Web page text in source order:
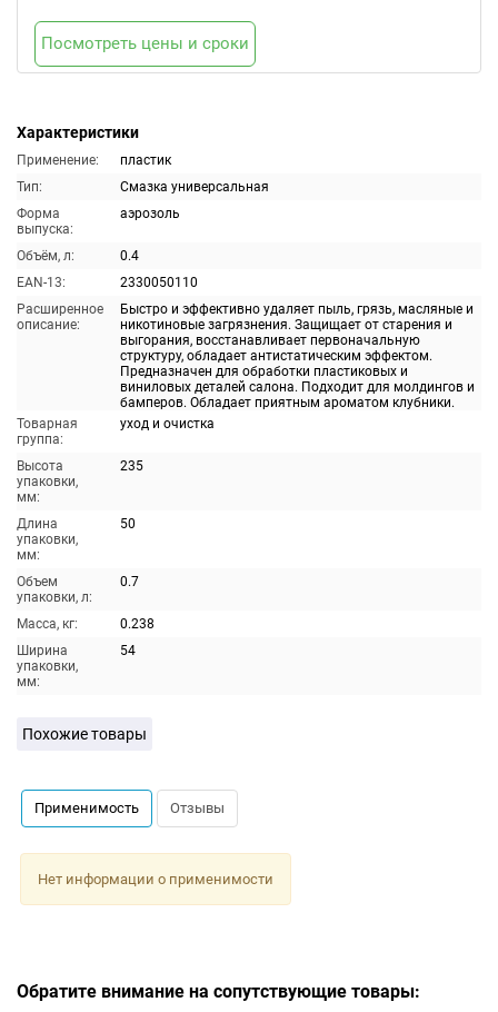
Характеристики
Применение:
пластик
Тип:
Смазка универсальная
Форма
выпуска:
аэрозоль
Объём, л:
0.4
EAN-13:
2330050110
Расширенное
описание:
Быстро и эффективно удаляет пыль, грязь, масляные и
никотиновые загрязнения. Защищает от старения и
выгорания, восстанавливает первоначальную
структуру, обладает антистатическим эффектом.
Предназначен для обработки пластиковых и
виниловых деталей салона. Подходит для молдингов и
бамперов. Обладает приятным ароматом клубники.
Товарная
группа:
уход и очистка
Высота
упаковки,
мм:
235
Длина
упаковки,
мм:
50
Объем
упаковки, л:
0.7
Масса, кг:
0.238
Ширина
упаковки,
мм:
54
Посмотреть цены и сроки
Похожие товары
Применимость Отзывы
Нет информации о применимости
Обратите внимание на сопутствующие товары: